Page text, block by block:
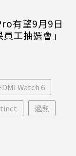
有望9月9日
工抽選會」
Watch 6
過熱